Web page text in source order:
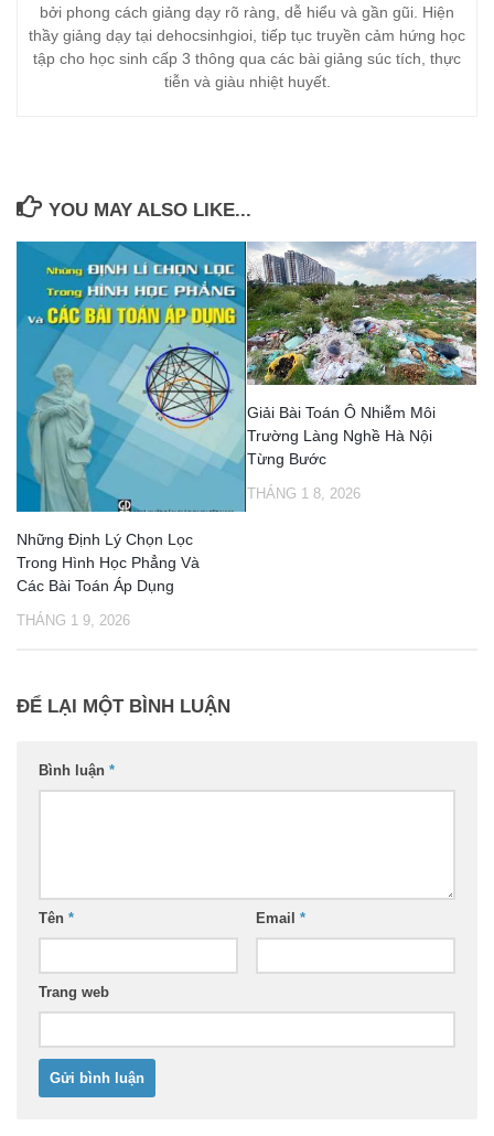
bởi phong cách giảng dạy rõ ràng, dễ hiểu và gần gũi. Hiện
thầy giảng dạy tại dehocsinhgioi, tiếp tục truyền cảm hứng học
tập cho học sinh cấp 3 thông qua các bài giảng súc tích, thực
tiễn và giàu nhiệt huyết.
YOU MAY ALSO LIKE...
Những Định Lý Chọn Lọc
Trong Hình Học Phẳng Và
Các Bài Toán Áp Dụng
THÁNG 1 9, 2026
Giải Bài Toán Ô Nhiễm Môi
Trường Làng Nghề Hà Nội
Từng Bước
THÁNG 1 8, 2026
ĐỂ LẠI MỘT BÌNH LUẬN
Bình luận *
Tên * Email *
Trang web